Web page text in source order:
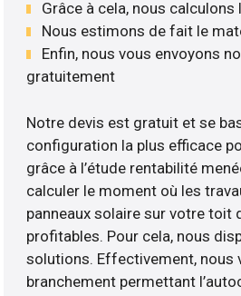
Grâce à cela, nous calculons
Nous estimons de fait le
Enfin, nous vous envoyons
gratuitement
Notre devis est gratuit et se
configuration la plus efficace
grâce à l’étude rentabilité
calculer le moment où les
panneaux solaire sur votre toit
profitables. Pour cela, nous
solutions. Effectivement, nous
branchement permettant